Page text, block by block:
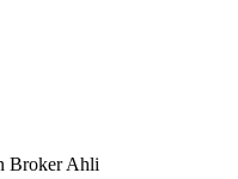
Broker Ahli